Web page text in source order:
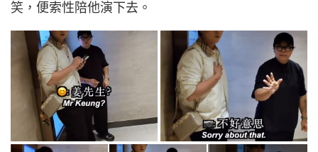
笑，便索性陪他演下去。